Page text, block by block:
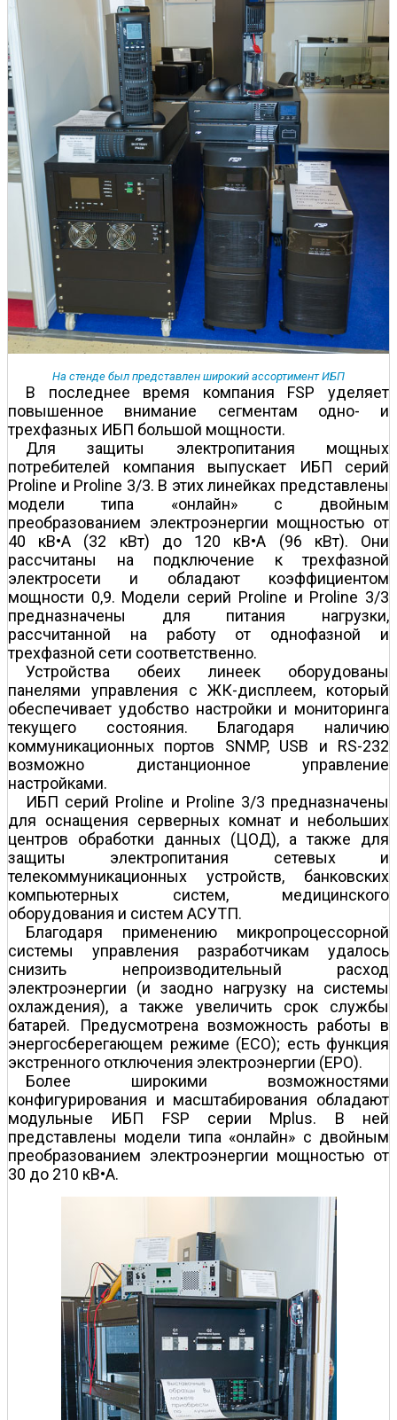
На стенде был представлен широкий ассортимент ИБП
В последнее время компания FSP уделяет
повышенное внимание сегментам одно- и
трехфазных ИБП большой мощности.
Для защиты электропитания мощных
потребителей компания выпускает ИБП серий
Proline и Proline 3/3. В этих линейках представлены
модели типа «онлайн» с двойным
преобразованием электроэнергии мощностью от
40 кВ•А (32 кВт) до 120 кВ•А (96 кВт). Они
рассчитаны на подключение к трехфазной
электросети и обладают коэффициентом
мощности 0,9. Модели серий Proline и Proline 3/3
предназначены для питания нагрузки,
рассчитанной на работу от однофазной и
трехфазной сети соответственно.
Устройства обеих линеек оборудованы
панелями управления с ЖК-дисплеем, который
обеспечивает удобство настройки и мониторинга
текущего состояния. Благодаря наличию
коммуникационных портов SNMP, USB и RS-232
возможно дистанционное управление
настройками.
ИБП серий Proline и Proline 3/3 предназначены
для оснащения серверных комнат и небольших
центров обработки данных (ЦОД), а также для
защиты электропитания сетевых и
телекоммуникационных устройств, банковских
компьютерных систем, медицинского
оборудования и систем АСУТП.
Благодаря применению микропроцессорной
системы управления разработчикам удалось
снизить непроизводительный расход
электроэнергии (и заодно нагрузку на системы
охлаждения), а также увеличить срок службы
батарей. Предусмотрена возможность работы в
энергосберегающем режиме (ECO); есть функция
экстренного отключения электроэнергии (EPO).
Более широкими возможностями
конфигурирования и масштабирования обладают
модульные ИБП FSP серии Mplus. В ней
представлены модели типа «онлайн» с двойным
преобразованием электроэнергии мощностью от
30 до 210 кВ•А.